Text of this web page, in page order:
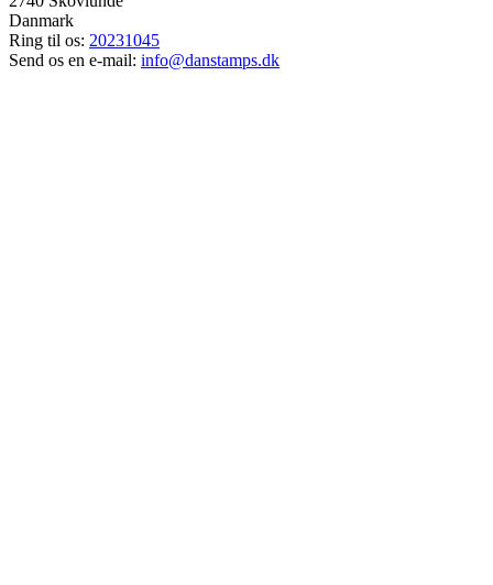
Danmark
Ring til os: 20231045
Send os en e-mail: info@danstamps.dk